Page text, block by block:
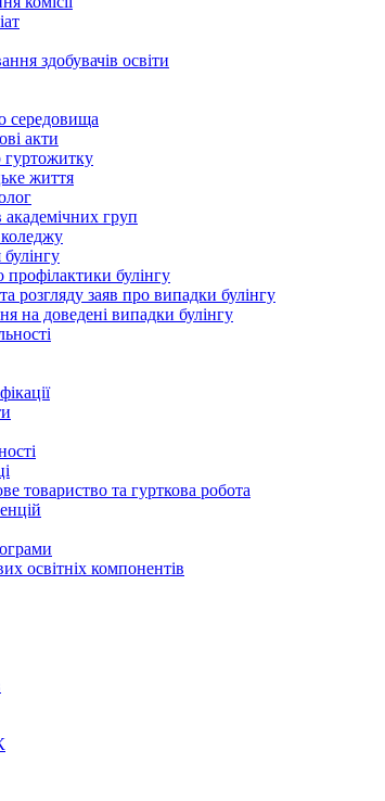
здобувачів освіти
середовища
акти
гуртожитку
життя
академічних груп
булінгу
розгляду заяв про випадки булінгу
на доведені випадки булінгу
товариство та гурткова робота
освітніх компонентів